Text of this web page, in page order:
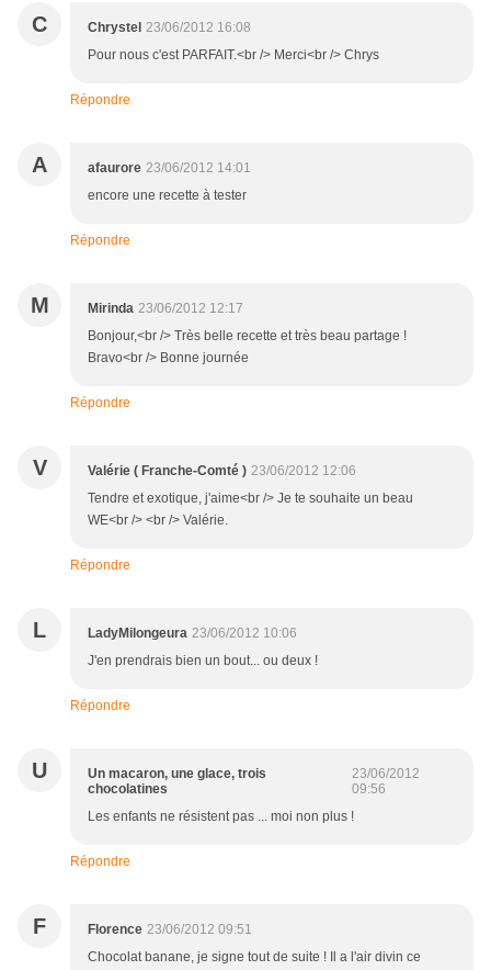
C Chrystel 23/06/2012 16:08
Pour nous c'est PARFAIT.<br /> Merci<br /> Chrys
Répondre
A afaurore 23/06/2012 14:01
encore une recette à tester
Répondre
M Mirinda 23/06/2012 12:17
Bonjour,<br /> Très belle recette et très beau partage !
Bravo<br /> Bonne journée
Répondre
V Valérie ( Franche-Comté ) 23/06/2012 12:06
Tendre et exotique, j'aime<br /> Je te souhaite un beau
WE<br /> <br /> Valérie.
Répondre
L LadyMilongeura 23/06/2012 10:06
J'en prendrais bien un bout... ou deux !
Répondre
U
Un macaron, une glace, trois
chocolatines
23/06/2012
09:56
Les enfants ne résistent pas ... moi non plus !
Répondre
F Florence 23/06/2012 09:51
Chocolat banane, je signe tout de suite ! Il a l'air divin ce